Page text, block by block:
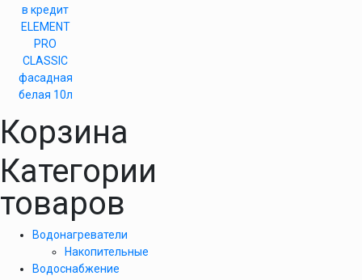
в кредит
ELEMENT
PRO
CLASSIC
фасадная
белая 10л
Корзина
Категории
товаров
Водонагреватели
Накопительные
Водоснабжение